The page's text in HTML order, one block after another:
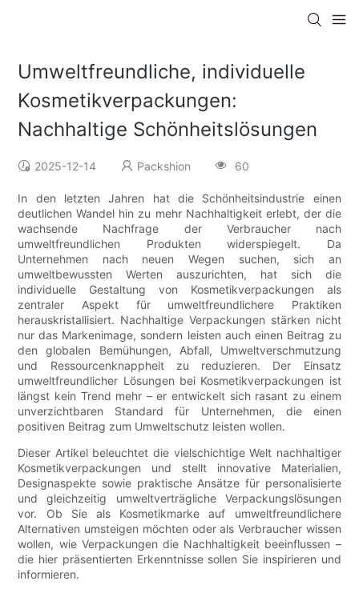
Umweltfreundliche, individuelle
Kosmetikverpackungen:
Nachhaltige Schönheitslösungen
2025-12-14 Packshion 60
In den letzten Jahren hat die Schönheitsindustrie einen
deutlichen Wandel hin zu mehr Nachhaltigkeit erlebt, der die
wachsende Nachfrage der Verbraucher nach
umweltfreundlichen Produkten widerspiegelt. Da
Unternehmen nach neuen Wegen suchen, sich an
umweltbewussten Werten auszurichten, hat sich die
individuelle Gestaltung von Kosmetikverpackungen als
zentraler Aspekt für umweltfreundlichere Praktiken
herauskristallisiert. Nachhaltige Verpackungen stärken nicht
nur das Markenimage, sondern leisten auch einen Beitrag zu
den globalen Bemühungen, Abfall, Umweltverschmutzung
und Ressourcenknappheit zu reduzieren. Der Einsatz
umweltfreundlicher Lösungen bei Kosmetikverpackungen ist
längst kein Trend mehr – er entwickelt sich rasant zu einem
unverzichtbaren Standard für Unternehmen, die einen
positiven Beitrag zum Umweltschutz leisten wollen.
Dieser Artikel beleuchtet die vielschichtige Welt nachhaltiger
Kosmetikverpackungen und stellt innovative Materialien,
Designaspekte sowie praktische Ansätze für personalisierte
und gleichzeitig umweltverträgliche Verpackungslösungen
vor. Ob Sie als Kosmetikmarke auf umweltfreundlichere
Alternativen umsteigen möchten oder als Verbraucher wissen
wollen, wie Verpackungen die Nachhaltigkeit beeinflussen –
die hier präsentierten Erkenntnisse sollen Sie inspirieren und
informieren.